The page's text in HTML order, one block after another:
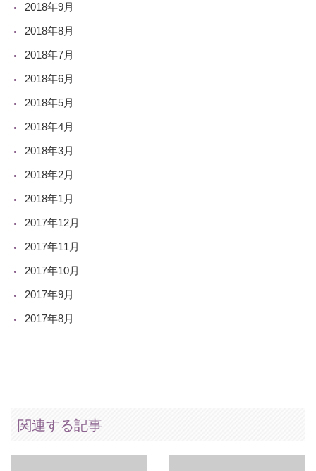
2018年9月
2018年8月
2018年7月
2018年6月
2018年5月
2018年4月
2018年3月
2018年2月
2018年1月
2017年12月
2017年11月
2017年10月
2017年9月
2017年8月
関連する記事